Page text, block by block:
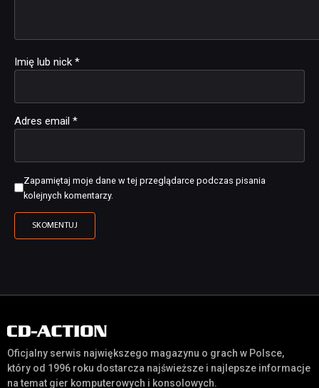
Imię lub nick *
Adres email *
Zapamiętaj moje dane w tej przeglądarce podczas pisania
kolejnych komentarzy.
Oficjalny serwis największego magazynu o grach w Polsce,
który od 1996 roku dostarcza najświeższe i najlepsze informacje
na temat gier komputerowych i konsolowych.